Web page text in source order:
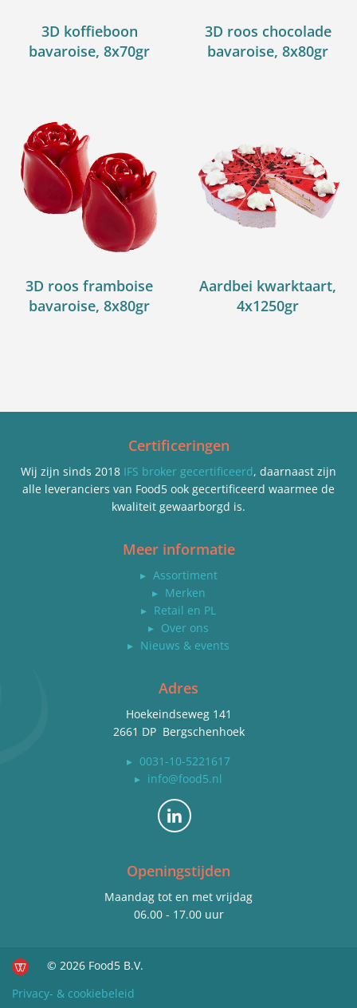
3D koffieboon
bavaroise, 8x70gr
3D roos chocolade
bavaroise, 8x80gr
3D roos framboise
bavaroise, 8x80gr
Aardbei kwarktaart,
4x1250gr
Certificeringen
Wij zijn sinds 2018 IFS broker gecertificeerd, daarnaast zijn
alle leveranciers van Food5 ook gecertificeerd waarmee de
kwaliteit gewaarborgd is.
Meer informatie
▸ Assortiment
▸ Merken
▸ Retail en PL
▸ Over ons
▸ Nieuws & events
Adres
Hoekeindseweg 141
2661 DP Bergschenhoek
▸ 0031-10-5221617
▸ info@food5.nl
Bekijk ons op LinkedIn
Openingstijden
Maandag tot en met vrijdag
06.00 - 17.00 uur
© 2026 Food5 B.V.
Privacy- & cookiebeleid